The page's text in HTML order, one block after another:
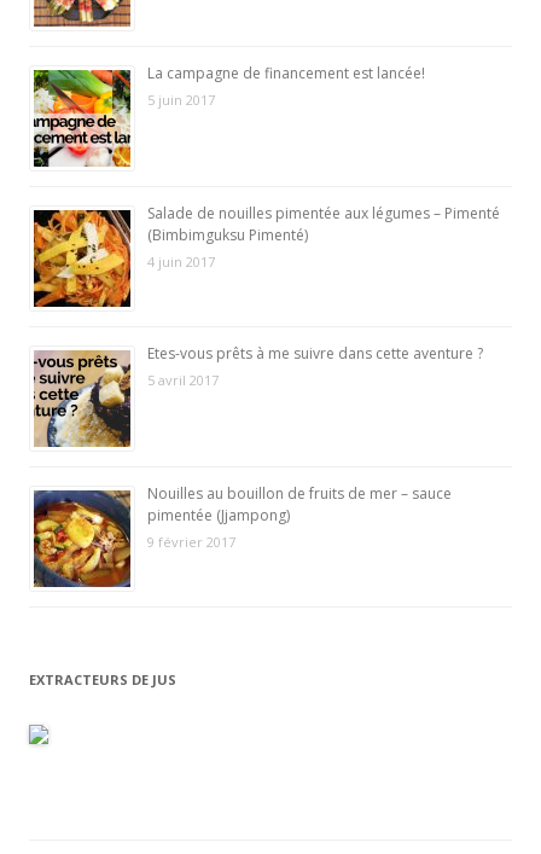
La campagne de financement est lancée!
5 juin 2017
Salade de nouilles pimentée aux légumes – Pimenté
(Bimbimguksu Pimenté)
4 juin 2017
Etes-vous prêts à me suivre dans cette aventure ?
5 avril 2017
Nouilles au bouillon de fruits de mer – sauce
pimentée (Jjampong)
9 février 2017
EXTRACTEURS DE JUS